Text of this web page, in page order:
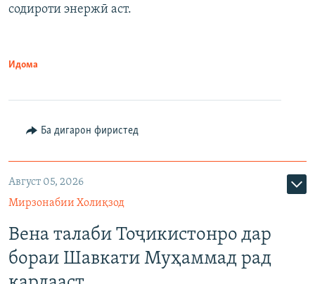
содироти энержӣ аст.
Идома
Ба дигарон фиристед
Август 05, 2026
Мирзонабии Холиқзод
Вена талаби Тоҷикистонро дар
бораи Шавкати Муҳаммад рад